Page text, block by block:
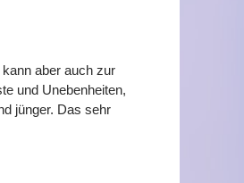
aber auch zur
und Unebenheiten,
jünger. Das sehr